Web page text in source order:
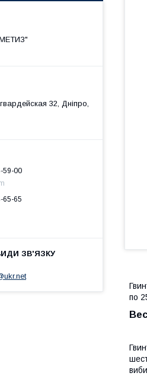
по
32, Дніпро,
59-00
65-65